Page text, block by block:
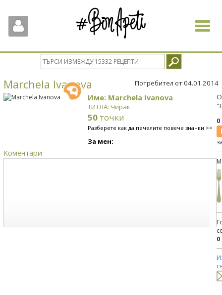
Toggle
Marchela Ivanova Потребител от 04.01.2014
Име: Marchela Ivanova
ТИТЛА: Чирак
50 точки
Разберете как да печелите повече значки >>
За мен:
Коментари
0